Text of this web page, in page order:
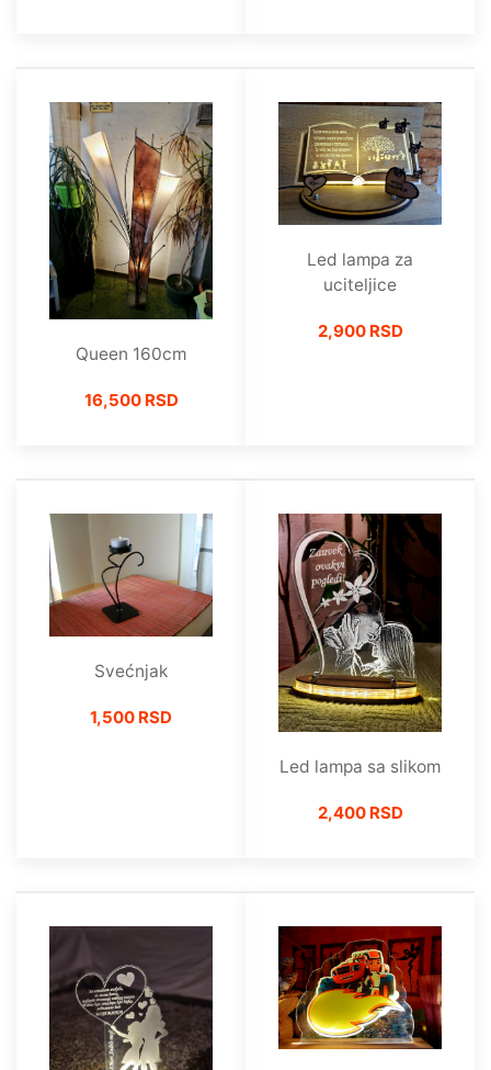
Queen 160cm
16,500 RSD
Led lampa za
uciteljice
2,900 RSD
Svećnjak
1,500 RSD
Led lampa sa slikom
2,400 RSD